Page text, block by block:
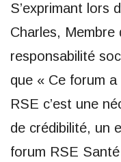
S’exprimant lors
Charles, Membre
responsabilité
que « Ce forum
RSE c’est une
de crédibilité, un
forum RSE